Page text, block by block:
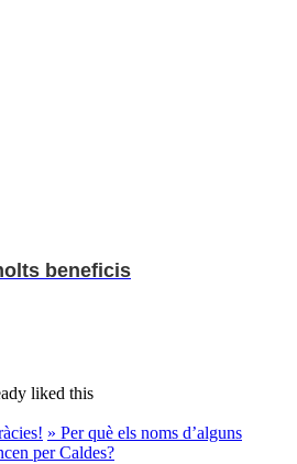
beneficis
liked this
» Per què els noms d’alguns
per Caldes?